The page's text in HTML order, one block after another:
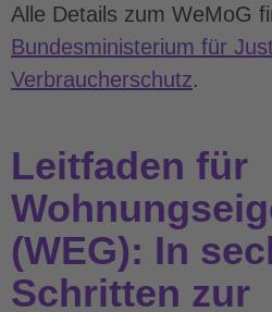
Alle Details zum WeMoG
Bundesministerium für
Verbraucherschutz.
Leitfaden für
(WEG): In
Schritten zur